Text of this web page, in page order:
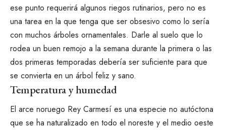
ese punto requerirá algunos riegos rutinarios, pero no es
una tarea en la que tenga que ser obsesivo como lo sería
con muchos árboles ornamentales. Darle al suelo que lo
rodea un buen remojo a la semana durante la primera o las
dos primeras temporadas debería ser suficiente para que
se convierta en un árbol feliz y sano.
Temperatura y humedad
El arce noruego Rey Carmesí es una especie no autóctona
que se ha naturalizado en todo el noreste y el medio oeste